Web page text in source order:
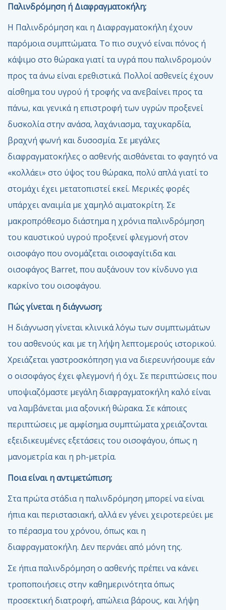
Παλινδρόμηση ή Διαφραγματοκήλη;
Η Παλινδρόμηση και η Διαφραγματοκήλη έχουν
παρόμοια συμπτώματα. Το πιο συχνό είναι πόνος ή
κάψιμο στο θώρακα γιατί τα υγρά που παλινδρομούν
προς τα άνω είναι ερεθιστικά. Πολλοί ασθενείς έχουν
αίσθημα του υγρού ή τροφής να ανεβαίνει προς τα
πάνω, και γενικά η επιστροφή των υγρών προξενεί
δυσκολία στην ανάσα, λαχάνιασμα, ταχυκαρδία,
βραχνή φωνή και δυσοσμία. Σε μεγάλες
διαφραγματοκήλες ο ασθενής αισθάνεται το φαγητό να
«κολλάει» στο ύψος του θώρακα, πολύ απλά γιατί το
στομάχι έχει μετατοπιστεί εκεί. Μερικές φορές
υπάρχει αναιμία με χαμηλό αιματοκρίτη. Σε
μακροπρόθεσμο διάστημα η χρόνια παλινδρόμηση
του καυστικού υγρού προξενεί φλεγμονή στον
οισοφάγο που ονομάζεται οισοφαγίτιδα και
οισοφάγος Barret, που αυξάνουν τον κίνδυνο για
καρκίνο του οισοφάγου.
Πώς γίνεται η διάγνωση;
Η διάγνωση γίνεται κλινικά λόγω των συμπτωμάτων
του ασθενούς και με τη λήψη λεπτομερούς ιστορικού.
Χρειάζεται γαστροσκόπηση για να διερευνήσουμε εάν
ο οισοφάγος έχει φλεγμονή ή όχι. Σε περιπτώσεις που
υποψιαζόμαστε μεγάλη διαφραγματοκήλη καλό είναι
να λαμβάνεται μια αξονική θώρακα. Σε κάποιες
περιπτώσεις με αμφίσημα συμπτώματα χρειάζονται
εξειδικευμένες εξετάσεις του οισοφάγου, όπως η
μανομετρία και η ph-μετρία.
Ποια είναι η αντιμετώπιση;
Στα πρώτα στάδια η παλινδρόμηση μπορεί να είναι
ήπια και περιστασιακή, αλλά εν γένει χειροτερεύει με
το πέρασμα του χρόνου, όπως και η
διαφραγματοκήλη. Δεν περνάει από μόνη της.
Σε ήπια παλινδρόμηση ο ασθενής πρέπει να κάνει
τροποποιήσεις στην καθημερινότητα όπως
προσεκτική διατροφή, απώλεια βάρους, και λήψη